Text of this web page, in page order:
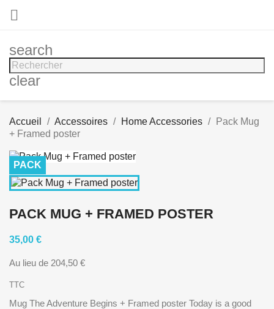

search
clear
Accueil Accessoires Home Accessories
Pack Mug
+ Framed poster
PACK
PACK MUG + FRAMED POSTER
35,00 €
Au lieu de 204,50 €
TTC
Mug The Adventure Begins + Framed poster Today is a good